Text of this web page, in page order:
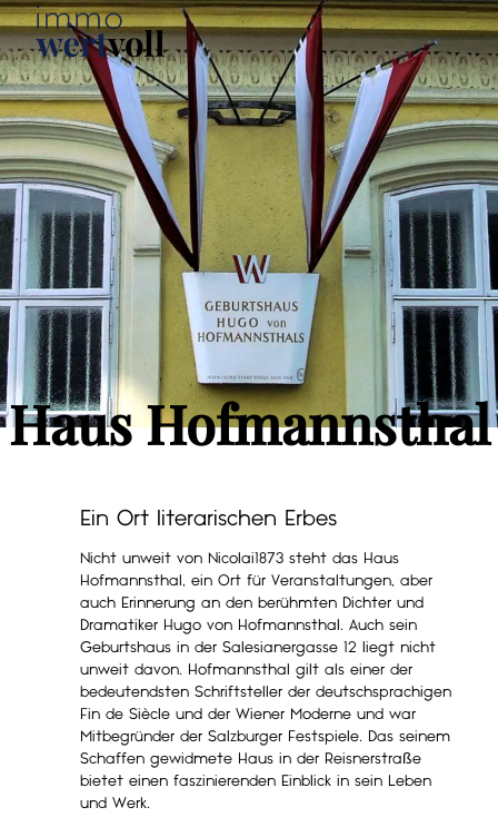
Haus Hofmannsthal
Ein Ort literarischen Erbes
Nicht unweit von Nicolai1873 steht das Haus
Hofmannsthal, ein Ort für Veranstaltungen, aber
auch Erinnerung an den berühmten Dichter und
Dramatiker Hugo von Hofmannsthal. Auch sein
Geburtshaus in der Salesianergasse 12 liegt nicht
unweit davon. Hofmannsthal gilt als einer der
bedeutendsten Schriftsteller der deutschsprachigen
Fin de Siècle und der Wiener Moderne und war
Mitbegründer der Salzburger Festspiele. Das seinem
Schaffen gewidmete Haus in der Reisnerstraße
bietet einen faszinierenden Einblick in sein Leben
und Werk.